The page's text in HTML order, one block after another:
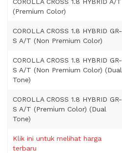
(Premium Color)
COROLLA CROSS 1.8 HYBRID GR-
S A/T (Non Premium Color)
COROLLA CROSS 1.8 HYBRID GR-
S A/T (Non Premium Color) (Dual
Tone)
COROLLA CROSS 1.8 HYBRID GR-
S A/T (Premium Color) (Dual
Tone)
Klik ini untuk melihat harga
terbaru